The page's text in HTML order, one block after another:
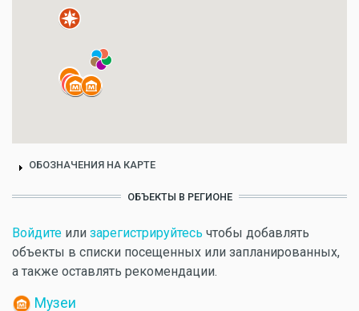
ОБОЗНАЧЕНИЯ НА КАРТЕ
ОБЪЕКТЫ В РЕГИОНЕ
Войдите или зарегистрируйтесь чтобы добавлять
объекты в списки посещенных или запланированных,
а также оставлять рекомендации.
Музеи